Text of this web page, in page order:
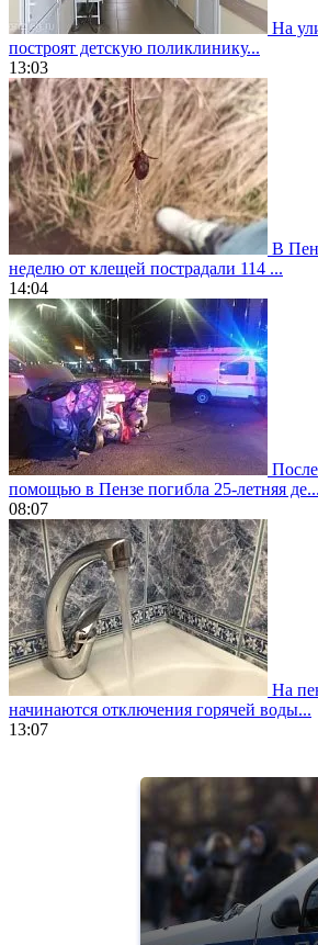
На
построят детскую поликлинику...
13:03
В
неделю от клещей пострадали 114 ...
14:04
помощью в Пензе погибла 25-летняя де...
08:07
На
начинаются отключения горячей воды...
13:07